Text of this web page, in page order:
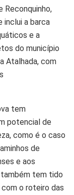
Reconquinho,
inclui a barca
e a
do município
Atalhada, com
tem
potencial de
como é o caso
de
e aos
também tem tido
o roteiro das